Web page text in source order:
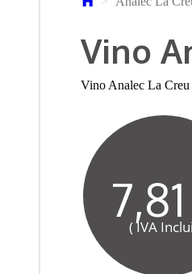
Vino
Vino Analec La Creu
( IVA